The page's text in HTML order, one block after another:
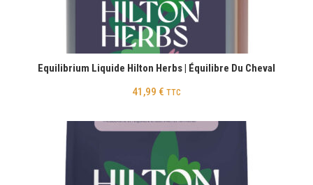
Equilibrium Liquide Hilton Herbs | Équilibre Du Cheval
41,99 € TTC